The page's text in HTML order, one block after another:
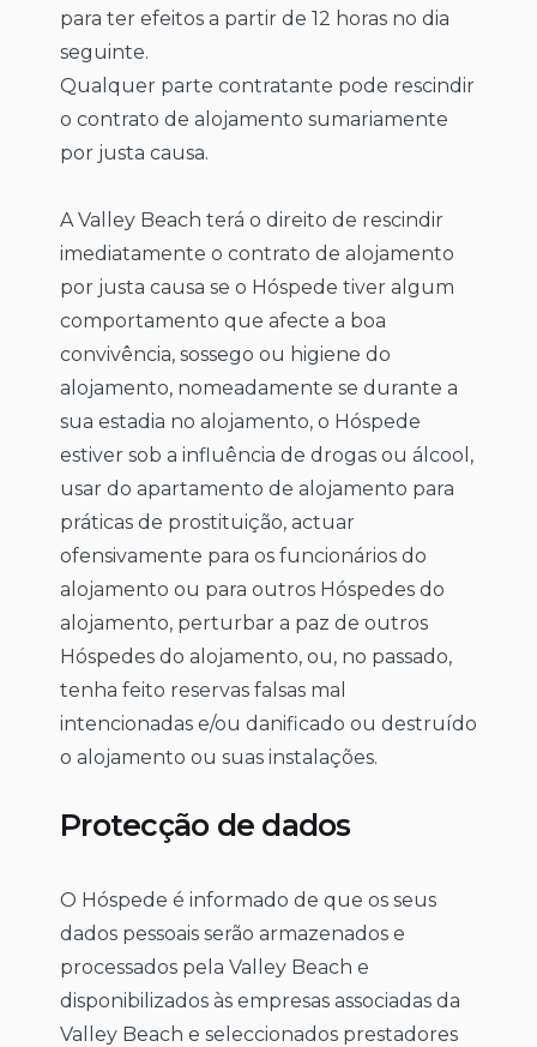
para ter efeitos a partir de 12 horas no dia
seguinte.
Qualquer parte contratante pode rescindir
o contrato de alojamento sumariamente
por justa causa.
A Valley Beach terá o direito de rescindir
imediatamente o contrato de alojamento
por justa causa se o Hóspede tiver algum
comportamento que afecte a boa
convivência, sossego ou higiene do
alojamento, nomeadamente se durante a
sua estadia no alojamento, o Hóspede
estiver sob a influência de drogas ou álcool,
usar do apartamento de alojamento para
práticas de prostituição, actuar
ofensivamente para os funcionários do
alojamento ou para outros Hóspedes do
alojamento, perturbar a paz de outros
Hóspedes do alojamento, ou, no passado,
tenha feito reservas falsas mal
intencionadas e/ou danificado ou destruído
o alojamento ou suas instalações.
Protecção de dados
O Hóspede é informado de que os seus
dados pessoais serão armazenados e
processados pela Valley Beach e
disponibilizados às empresas associadas da
Valley Beach e seleccionados prestadores